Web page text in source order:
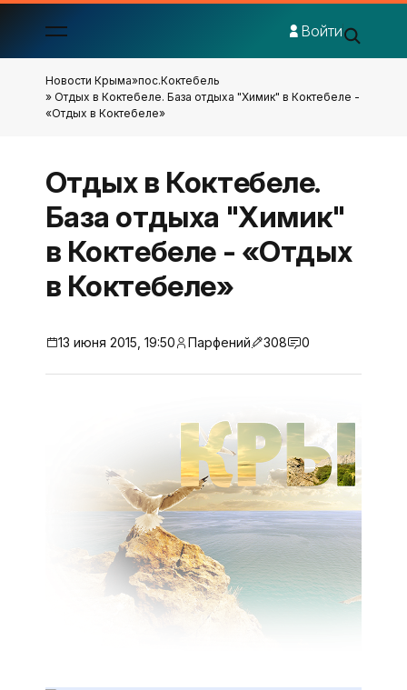
Войти
Новости Крыма»пос.Коктебель
» Отдых в Коктебеле. База отдыха "Химик" в Коктебеле -
«Отдых в Коктебеле»
Отдых в Коктебеле.
База отдыха "Химик"
в Коктебеле - «Отдых
в Коктебеле»
13 июня 2015, 19:50 Парфений 308 0